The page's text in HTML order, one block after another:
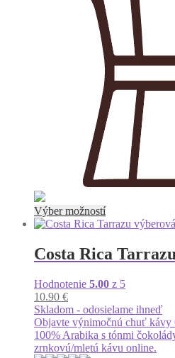
Výber možnostíTento
produkt
viacero
variantov.
si
vybrať
na
stránke
produktu.
Costa Rica Tarrazu
Hodnotenie 5.00 z 5
10.90 €
Skladom - odosielame ihneď
Objavte výnimočnú chuť kávy
100% Arabika s tónmi
zrnkovú/mletú kávu online.